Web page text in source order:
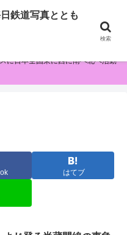
写真とともに！
に日本全国東に西に南へ北へ活動
はてブ
道写真ととも
検索